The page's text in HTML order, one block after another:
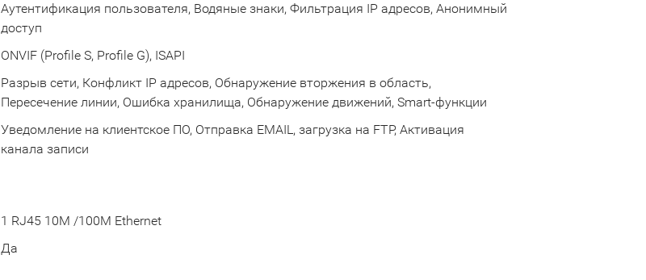
Аутентификация пользователя, Водяные знаки, Фильтрация IP адресов, Анонимный
доступ
ONVIF (Profile S, Profile G), ISAPI
Разрыв сети, Конфликт IP адресов, Обнаружение вторжения в область,
Пересечение линии, Ошибка хранилища, Обнаружение движений, Smart-функции
Уведомление на клиентское ПО, Отправка EMAIL, загрузка на FTP, Активация
канала записи
1 RJ45 10M /100M Ethernet
Да